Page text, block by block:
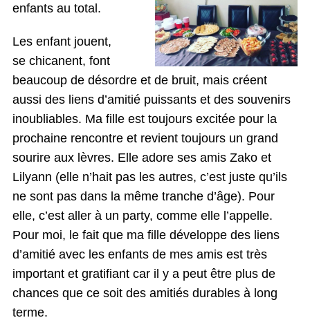
enfants au total.
Les enfant jouent,
se chicanent, font
beaucoup de désordre et de bruit, mais créent
aussi des liens d’amitié puissants et des souvenirs
inoubliables. Ma fille est toujours excitée pour la
prochaine rencontre et revient toujours un grand
sourire aux lèvres. Elle adore ses amis Zako et
Lilyann (elle n’hait pas les autres, c’est juste qu’ils
ne sont pas dans la même tranche d’âge). Pour
elle, c’est aller à un party, comme elle l’appelle.
Pour moi, le fait que ma fille développe des liens
d’amitié avec les enfants de mes amis est très
important et gratifiant car il y a peut être plus de
chances que ce soit des amitiés durables à long
terme.